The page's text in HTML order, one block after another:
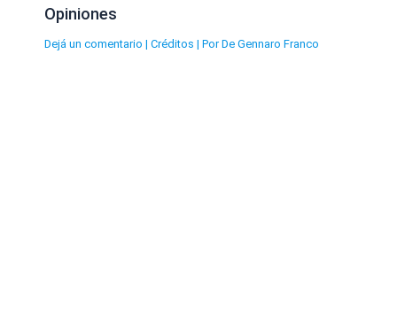
Opiniones
Dejá un comentario | Créditos | Por De Gennaro Franco